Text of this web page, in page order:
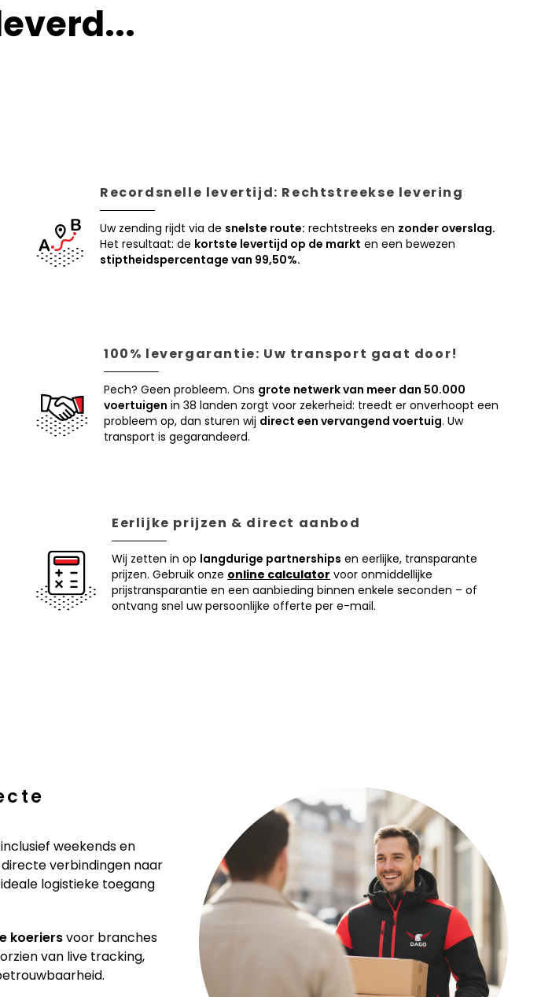
Recordsnelle levertijd: Rechtstreekse levering
Uw zending rijdt via de snelste route: rechtstreeks en zonder overslag.
Het resultaat: de kortste levertijd op de markt en een bewezen
stiptheidspercentage van 99,50%.
100% levergarantie: Uw transport gaat door!
Pech? Geen probleem. Ons grote netwerk van meer dan 50.000
voertuigen in 38 landen zorgt voor zekerheid: treedt er onverhoopt een
probleem op, dan sturen wij direct een vervangend voertuig. Uw
transport is gegarandeerd.
Eerlijke prijzen & direct aanbod
Wij zetten in op langdurige partnerships en eerlijke, transparante
prijzen. Gebruik onze online calculator voor onmiddellijke
prijstransparantie en een aanbieding binnen enkele seconden – of
ontvang snel uw persoonlijke offerte per e-mail.
weekends en
verbindingen naar
logistieke toegang
koeriersvoor branches
van live tracking,